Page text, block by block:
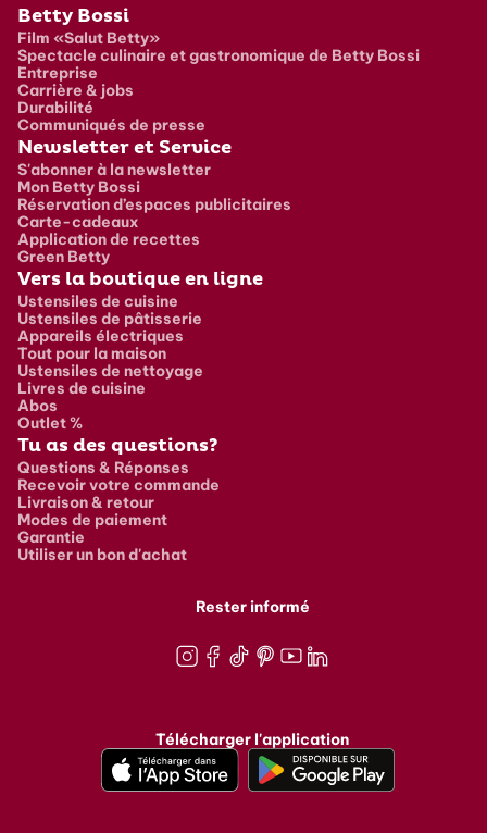
Pied de page
Betty Bossi
Film «Salut Betty»
Spectacle culinaire et gastronomique de Betty Bossi
Entreprise
Carrière & jobs
Durabilité
Communiqués de presse
Newsletter et Service
S'abonner à la newsletter
Mon Betty Bossi
Réservation d’espaces publicitaires
Carte-cadeaux
Application de recettes
Green Betty
Vers la boutique en ligne
Ustensiles de cuisine
Ustensiles de pâtisserie
Appareils électriques
Tout pour la maison
Ustensiles de nettoyage
Livres de cuisine
Abos
Outlet %
Tu as des questions?
Questions & Réponses
Recevoir votre commande
Livraison & retour
Modes de paiement
Garantie
Utiliser un bon d'achat
Rester informé
Télécharger l'application